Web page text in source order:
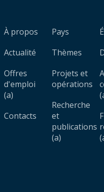
À propos
Actualité
Offres
d'emploi
(a)
Contacts
Pays
Thèmes
Projets et
opérations
Recherche
et
publications
(a)